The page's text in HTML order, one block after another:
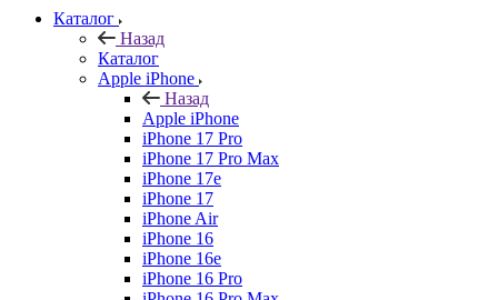
Каталог
Назад
Каталог
Apple iPhone
Назад
Apple iPhone
iPhone 17 Pro
iPhone 17 Pro Max
iPhone 17e
iPhone 17
iPhone Air
iPhone 16
iPhone 16e
iPhone 16 Pro